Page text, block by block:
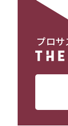
プロ